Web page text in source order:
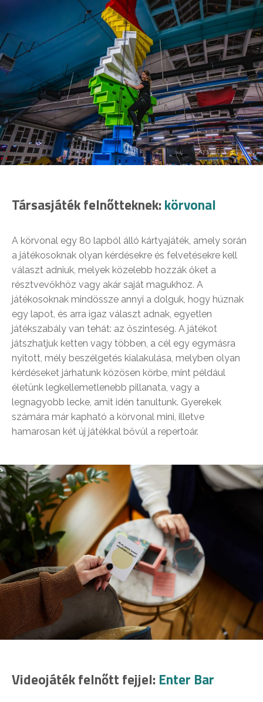
Társasjáték felnőtteknek: körvonal
A körvonal egy 80 lapból álló kártyajáték, amely során
a játékosoknak olyan kérdésekre és felvetésekre kell
választ adniuk, melyek közelebb hozzák őket a
résztvevőkhöz vagy akár saját magukhoz. A
játékosoknak mindössze annyi a dolguk, hogy húznak
egy lapot, és arra igaz választ adnak, egyetlen
játékszabály van tehát: az őszinteség. A játékot
játszhatjuk ketten vagy többen, a cél egy egymásra
nyitott, mély beszélgetés kialakulása, melyben olyan
kérdéseket járhatunk közösen körbe, mint például
életünk legkellemetlenebb pillanata, vagy a
legnagyobb lecke, amit idén tanultunk. Gyerekek
számára már kapható a körvonal mini, illetve
hamarosan két új játékkal bővül a repertoár.
Videojáték felnőtt fejjel: Enter Bar